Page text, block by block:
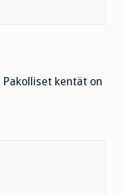
Pakolliset kentät on